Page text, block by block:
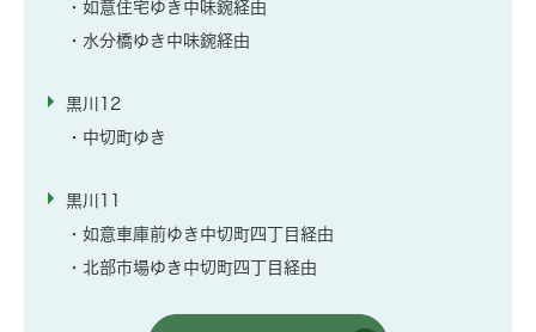
・如意住宅ゆき中味鋺経由
・水分橋ゆき中味鋺経由
黒川12
・中切町ゆき
黒川11
・如意車庫前ゆき中切町四丁目経由
・北部市場ゆき中切町四丁目経由